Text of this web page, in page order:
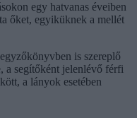
egy hatvanas éveiben
őket, egyiküknek a mellét
is szereplő
a segítőként jelenlévő férfi
a lányok esetében